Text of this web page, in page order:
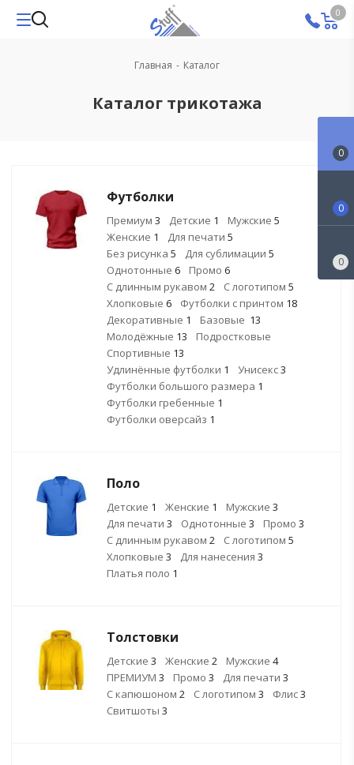
0
Каталог трикотажа
Главная - Каталог
Футболки
Премиум 3 Детские 1 Мужские 5
Женские 1 Для печати 5
Без рисунка 5 Для сублимации 5
Однотонные 6 Промо 6
С длинным рукавом 2 С логотипом 5
Хлопковые 6 Футболки с принтом 18
Декоративные 1 Базовые 13
Молодёжные 13
Подростковые
Спортивные 13
Удлинённые футболки 1 Унисекс3
Футболки большого размера 1
Футболки гребенные 1
Футболки оверсайз 1
Поло
Детские 1 Женские 1 Мужские 3
Для печати 3 Однотонные 3 Промо 3
С длинным рукавом 2 С логотипом 5
Хлопковые 3 Для нанесения 3
Платья поло 1
Толстовки
Детские 3 Женские 2 Мужские 4
ПРЕМИУМ 3 Промо 3 Для печати 3
С капюшоном 2 С логотипом 3 Флис3
Свитшоты 3
0
0
0